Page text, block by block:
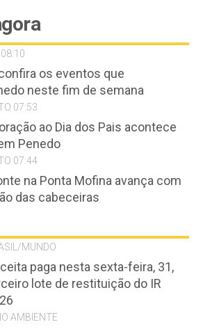
08:10
os eventos que
neste fim de semana
07:53
ao Dia dos Pais acontece
Penedo
07:44
na Ponta Mofina avança com
das cabeceiras
MUNDO
paga nesta sexta-feira, 31,
lote de restituição do IR
AMBIENTE